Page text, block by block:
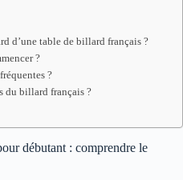
d’une table de billard français ?
?
?
du billard français ?
débutant : comprendre le